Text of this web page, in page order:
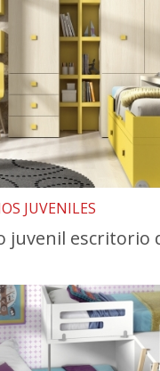
JUVENILES
juvenil escritorio